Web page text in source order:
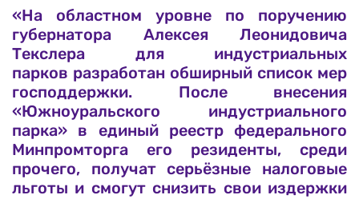
«На областном уровне по поручению
губернатора Алексея Леонидовича
Текслера для индустриальных
парков разработан обширный список мер
господдержки. После внесения
«Южноуральского индустриального
парка» в единый реестр федерального
Минпромторга его резиденты, среди
прочего, получат серьёзные налоговые
льготы и смогут снизить свои издержки